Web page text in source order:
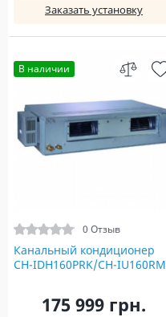
Заказать установку
В наличии
0 Отзыв
Канальный кондиционер
CH-IDH160PRK/CH-IU160RM
175 999 грн.